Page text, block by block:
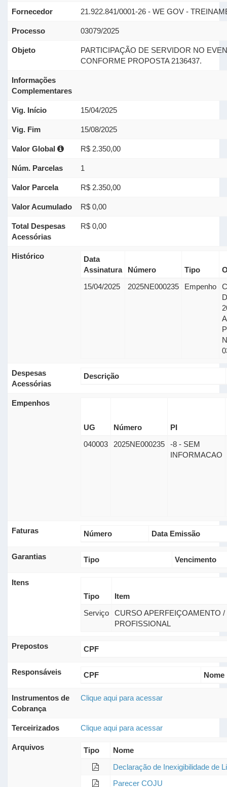
Fornecedor 21.922.841/0001-26 - WE GOV -
Processo 03079/2025
Objeto
PARTICIPAÇÃO DE SERVIDOR NO
CONFORME PROPOSTA 2136437.
Informações
Complementares
Vig. Início 15/04/2025
Vig. Fim 15/08/2025
Valor Global R$ 2.350,00
Núm. Parcelas 1
Valor Parcela R$ 2.350,00
Valor Acumulado R$ 0,00
Total Despesas
Acessórias
R$ 0,00
Histórico
Data
Assinatura
Número Tipo
15/04/2025
2025NE000235 Empenho
Despesas
Acessórias
Descrição
Empenhos
UG Número
PI
040003
2025NE000235
-8 - SEM
INFORMACAO
Faturas Número Data Emissão
Garantias Tipo Vencimento
Itens
Tipo
Item
Serviço
CURSO APERFEIÇOAMENTO
PROFISSIONAL
Prepostos CPF
Responsáveis CPF Nome
Instrumentos de
Cobrança
Clique aqui para acessar
Terceirizados Clique aqui para acessar
Arquivos Tipo
Nome
Declaração de Inexigibilidade de
Parecer COJU